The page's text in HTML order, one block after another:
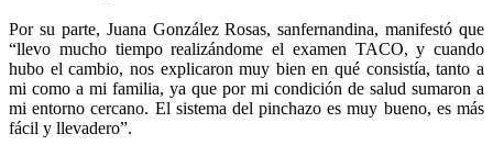
Por su parte, Juana González Rosas, sanfernandina, manifestó que
“llevo mucho tiempo realizándome el examen TACO, y cuando
hubo el cambio, nos explicaron muy bien en qué consistía, tanto a
mi como a mi familia, ya que por mi condición de salud sumaron a
mi entorno cercano. El sistema del pinchazo es muy bueno, es más
fácil y llevadero”.